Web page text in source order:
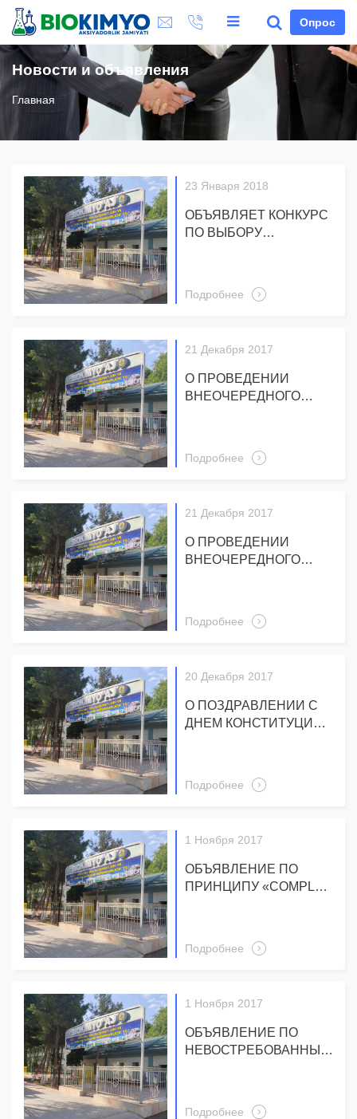
Опрос
Новости и объявления
Главная
23 Января 2018
ОБЪЯВЛЯЕТ КОНКУРС
ПО ВЫБОРУ
Подробнее
21 Декабря 2017
О ПРОВЕДЕНИИ
ВНЕОЧЕРЕДНОГО
ДЕКАБРЯ 2017 ГОДА В
10-00 ЧАСОВ
Подробнее
21 Декабря 2017
О ПРОВЕДЕНИИ
ВНЕОЧЕРЕДНОГО
ДЕКАБРЯ 2017 ГОДА
Подробнее
20 Декабря 2017
О ПОЗДРАВЛЕНИИ С
ДНЕМ КОНСТИТУЦИИ
ОТЛИЧИВШИМСЯ
ХЛОПКОРОБАМ
Подробнее
1 Ноября 2017
ОБЪЯВЛЕНИЕ ПО
ПРИНЦИПУ «COMPLY
ОБЪЯСНЯЙ») ПО
ИТОГАМ 9 МЕСЯЦЕВ
Подробнее
1 Ноября 2017
ОБЪЯВЛЕНИЕ ПО
НЕВОСТРЕБОВАННЫМ
Подробнее